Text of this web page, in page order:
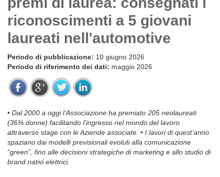
riconoscimenti a 5 giovani
laureati nell'automotive
Periodo di pubblicazione: 10 giugno 2026
Periodo di riferimento dei dati: maggio 2026
• Dal 2000 a oggi l’Associazione ha premiato 205 neolaureati
(36% donne) facilitando l’ingresso nel mondo del lavoro
attraverso stage con le Aziende associate. • I lavori di quest’anno
spaziano dai modelli previsionali evoluti alla comunicazione
“green”, fino alle decisioni strategiche di marketing e allo studio di
brand nativi elettrici.